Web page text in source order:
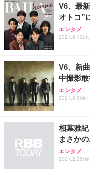
V6、最
オトコ”
エンタメ
2021.8.12(
V6、新
中撮影
エンタメ
2021.8.6(金)
相葉雅
まさか
エンタメ
2021.2.26(